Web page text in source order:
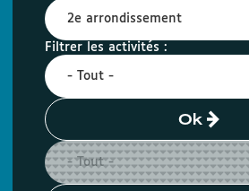
Filtrer les activités :
Ok